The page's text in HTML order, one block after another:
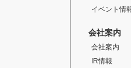
イベント情
会社案内
会社案内
IR情報